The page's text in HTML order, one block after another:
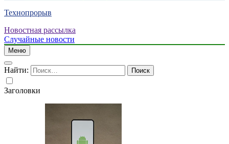
Технопрорыв
Новостная рассылка
Случайные новости
Меню
Найти:
Заголовки